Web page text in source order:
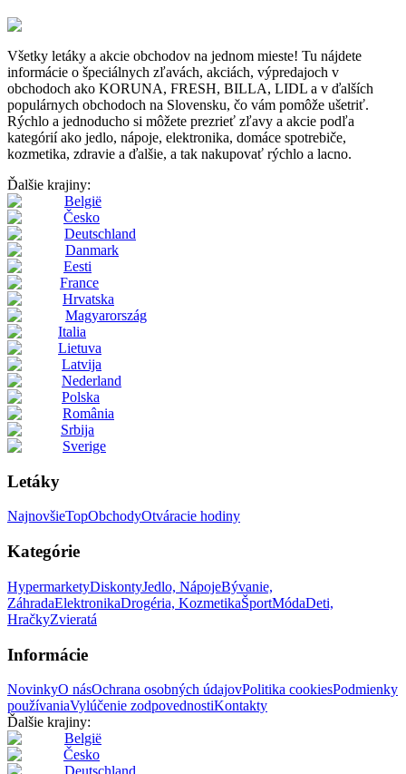
Všetky letáky a akcie obchodov na jednom mieste! Tu nájdete
informácie o špeciálnych zľavách, akciách, výpredajoch v
obchodoch ako KORUNA, FRESH, BILLA, LIDL a v ďalších
populárnych obchodoch na Slovensku, čo vám pomôže ušetriť.
Rýchlo a jednoducho si môžete prezrieť zľavy a akcie podľa
kategórií ako jedlo, nápoje, elektronika, domáce spotrebiče,
kozmetika, zdravie a ďalšie, a tak nakupovať rýchlo a lacno.
Ďalšie krajiny:
België
Česko
Deutschland
Danmark
Eesti
France
Hrvatska
Magyarország
Italia
Lietuva
Latvija
Nederland
Polska
România
Srbija
Sverige
Letáky
NajnovšieTopObchodyOtváracie hodiny
Kategórie
HypermarketyDiskontyJedlo, NápojeBývanie,
ZáhradaElektronikaDrogéria, KozmetikaŠportMódaDeti,
HračkyZvieratá
Informácie
NovinkyO násOchrana osobných údajovPolitika cookiesPodmienky
používaniaVylúčenie zodpovednostiKontakty
Ďalšie krajiny:
België
Česko